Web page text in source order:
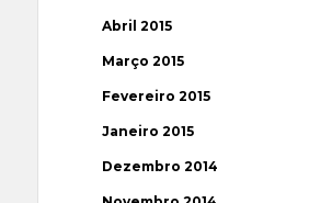
Abril 2015
Março 2015
Fevereiro 2015
Janeiro 2015
Dezembro 2014